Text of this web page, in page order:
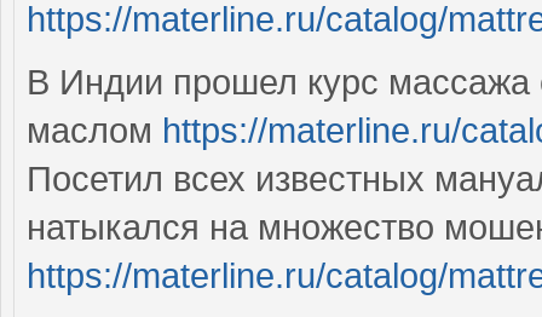
https://materline.ru/catalog/
В Индии прошел курс
маслом https://materline.ru/
Посетил всех известных
натыкался на множество
https://materline.ru/catalog/